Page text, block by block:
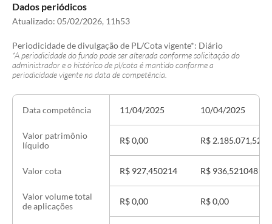
Dados periódicos
Atualizado: 05/02/2026, 11h53
Periodicidade de divulgação de PL/Cota vigente*: Diário
*A periodicidade do fundo pode ser alterada conforme solicitação do
administrador e o histórico de pl/cota é mantido conforme a
periodicidade vigente na data de competência.
Data competência
Valor patrimônio
líquido
Valor cota
Valor volume total
de aplicações
11/04/2025
R$ 0,00
R$ 927,450214
R$ 0,00
10/04/2025
R$ 2.185.071,52
R$ 936,521048
R$ 0,00